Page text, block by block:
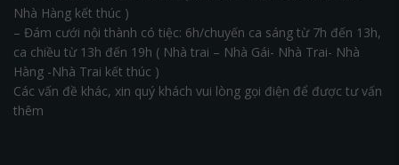
Nhà Hàng kết thúc )
– Đám cưới nội thành có tiệc: 6h/chuyến ca sáng từ 7h đến 13h,
ca chiều từ 13h đến 19h ( Nhà trai – Nhà Gái- Nhà Trai- Nhà
Hàng -Nhà Trai kết thúc )
Các vấn đề khác, xin quý khách vui lòng gọi điện để được tư vấn
thêm